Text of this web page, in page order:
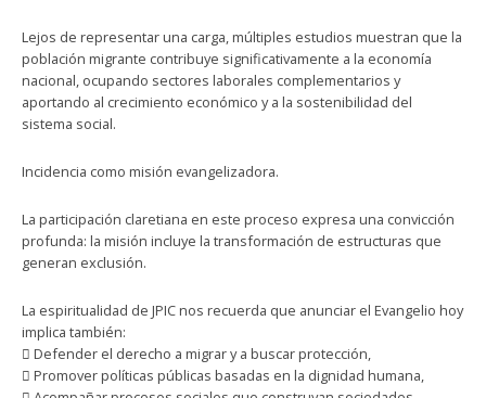
Lejos de representar una carga, múltiples estudios muestran que la
población migrante contribuye significativamente a la economía
nacional, ocupando sectores laborales complementarios y
aportando al crecimiento económico y a la sostenibilidad del
sistema social.
Incidencia como misión evangelizadora.
La participación claretiana en este proceso expresa una convicción
profunda: la misión incluye la transformación de estructuras que
generan exclusión.
La espiritualidad de JPIC nos recuerda que anunciar el Evangelio hoy
implica también:
 Defender el derecho a migrar y a buscar protección,
 Promover políticas públicas basadas en la dignidad humana,